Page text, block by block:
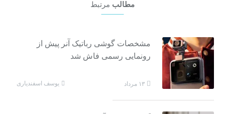
مطالب مرتبط
مشخصات گوشی رباتیک آنر پیش از
رونمایی رسمی فاش شد
۱۳ مرداد یوسف اسفندیاری